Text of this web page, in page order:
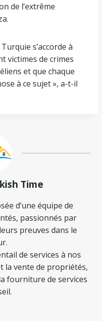
de l’extrême
s’accorde à
victimes de crimes
et que chaque
à ce sujet », a-t-il
Time
d’une équipe de
passionnés par
preuves dans le
de services à nos
la vente de propriétés,
fourniture de services